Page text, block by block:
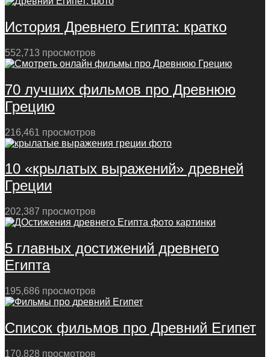
История Древнего Египта: кратко
552,713 просмотров
70 лучших фильмов про Древнюю
Грецию
216,461 просмотров
10 «крылатых выражений» древней
Греции
202,387 просмотров
5 главных достижений древнего
Египта
195,686 просмотров
Список фильмов про Древний Египет
170,828 просмотров